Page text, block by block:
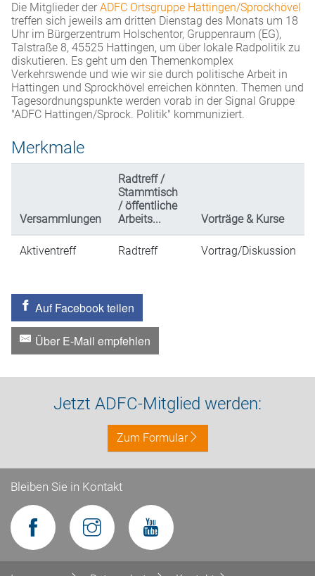
Die Mitglieder der ADFC Ortsgruppe Hattingen/Sprockhövel
treffen sich jeweils am dritten Dienstag des Monats um 18
Uhr im Bürgerzentrum Holschentor, Gruppenraum (EG),
Talstraße 8, 45525 Hattingen, um über lokale Radpolitik zu
diskutieren. Es geht um den Themenkomplex
Verkehrswende und wie wir sie durch politische Arbeit in
Hattingen und Sprockhövel erreichen könnten. Themen und
Tagesordnungspunkte werden vorab in der Signal Gruppe
"ADFC Hattingen/Sprock. Politik" kommuniziert.
Merkmale
Versammlungen
Radtreff /
Stammtisch
/ öffentliche
Arbeits...
Vorträge & Kurse
Aktiventreff Radtreff Vortrag/Diskussion
Auf Facebook teilen
Über E-Mail empfehlen
Jetzt ADFC-Mitglied werden:
Zum Formular
Bleiben Sie in Kontakt